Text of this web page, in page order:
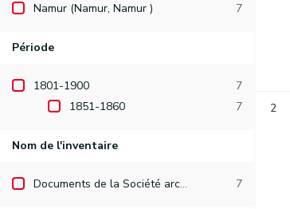
Namur (Namur, Namur ) 7
Période
1801-1900
7
1851-1860
7
Nom de l'inventaire
Documents de la Société archéologique de Namur 7
2